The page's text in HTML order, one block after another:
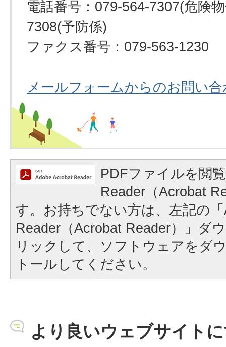
電話番号：079-564-7307(危険
7308(予防係)
ファクス番号：079-563-1230
メールフォームからのお問い
PDFファイルを閲
Reader（Acrobat
す。お持ちでない方は、左記の
Reader（Acrobat Reader）」ダ
リックして、ソフトウェアをダ
トールしてください。
より良いウェブサイト